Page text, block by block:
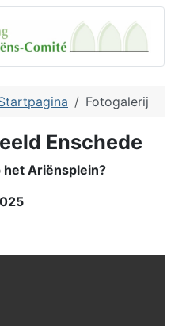
Fotogalerij
Enschede
het Ariënsplein?